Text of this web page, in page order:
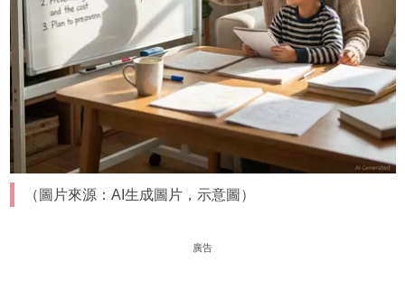
（圖片來源：AI生成圖片，示意圖）
廣告